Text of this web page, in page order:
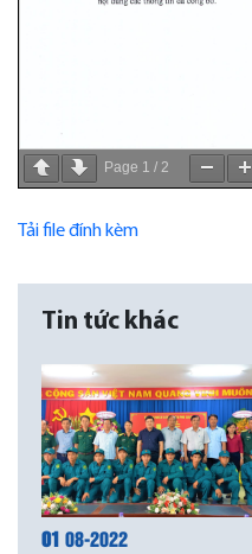
Page 1 / 2
Tải file đính kèm
Tin tức khác
01 08-2022